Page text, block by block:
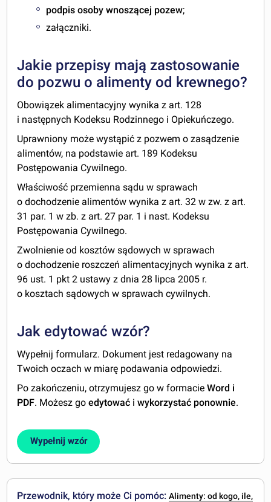
podpis osoby wnoszącej pozew;
załączniki.
Jakie przepisy mają zastosowanie
do pozwu o alimenty od krewnego?
Obowiązek alimentacyjny wynika z art. 128
i następnych Kodeksu Rodzinnego i Opiekuńczego.
Uprawniony może wystąpić z pozwem o zasądzenie
alimentów, na podstawie art. 189 Kodeksu
Postępowania Cywilnego.
Właściwość przemienna sądu w sprawach
o dochodzenie alimentów wynika z art. 32 w zw. z art.
31 par. 1 w zb. z art. 27 par. 1 i nast. Kodeksu
Postępowania Cywilnego.
Zwolnienie od kosztów sądowych w sprawach
o dochodzenie roszczeń alimentacyjnych wynika z art.
96 ust. 1 pkt 2 ustawy z dnia 28 lipca 2005 r.
o kosztach sądowych w sprawach cywilnych.
Jak edytować wzór?
Wypełnij formularz. Dokument jest redagowany na
Twoich oczach w miarę podawania odpowiedzi.
Po zakończeniu, otrzymujesz go w formacieWord i
PDF. Możesz goedytować iwykorzystać ponownie.
Wypełnij wzór
Przewodnik, który może Ci pomóc:Alimenty: od kogo, ile,